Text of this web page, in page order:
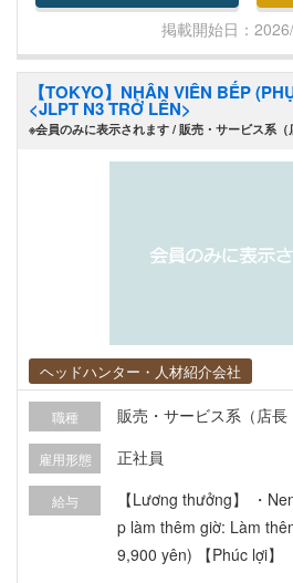
dịch vụ thiết yếu: ・
nước: Lắp đặt đường
t nước, và bồn cầu. ・
không khí: Lắp đặt máy
gia đình đến cơ sở công
a chữa thiết bị: Sửa
những yếu tố không thể
a con người. Vì vậy, bạn
t ý nghĩa và có trách
掲載開始日：
【TOKYO】NHÂN VIÊN BẾP
<JLPT N3 TRỞ LÊN>
※会員のみに表示されます / 販売・サービス系（
ヘッドハンター・人材紹介会社
職種 販売・サービス系（店長
雇用形態 正社員
給与
【Lương thưởng】 ・
p làm thêm giờ: Làm
9,900 yên) 【Phúc lợi】 ・Đầy đủ các loại bảo hiể